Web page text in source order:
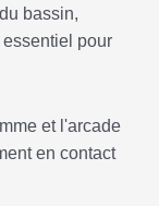
bassin,
pour
et l'arcade
en contact